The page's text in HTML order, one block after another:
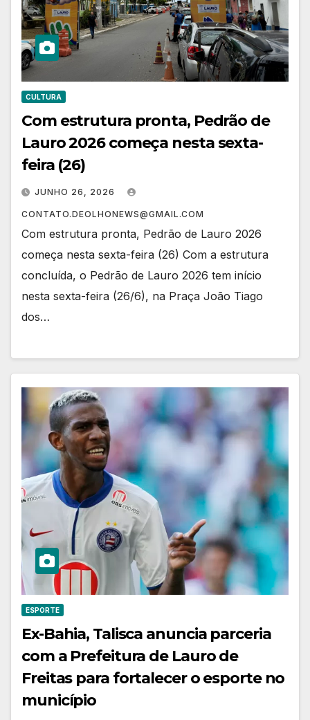
CULTURA
Com estrutura pronta, Pedrão de
Lauro 2026 começa nesta sexta-
feira (26)
JUNHO 26, 2026
CONTATO.DEOLHONEWS@GMAIL.COM
Com estrutura pronta, Pedrão de Lauro 2026
começa nesta sexta-feira (26) Com a estrutura
concluída, o Pedrão de Lauro 2026 tem início
nesta sexta-feira (26/6), na Praça João Tiago
dos…
ESPORTE
Ex-Bahia, Talisca anuncia parceria
com a Prefeitura de Lauro de
Freitas para fortalecer o esporte no
município